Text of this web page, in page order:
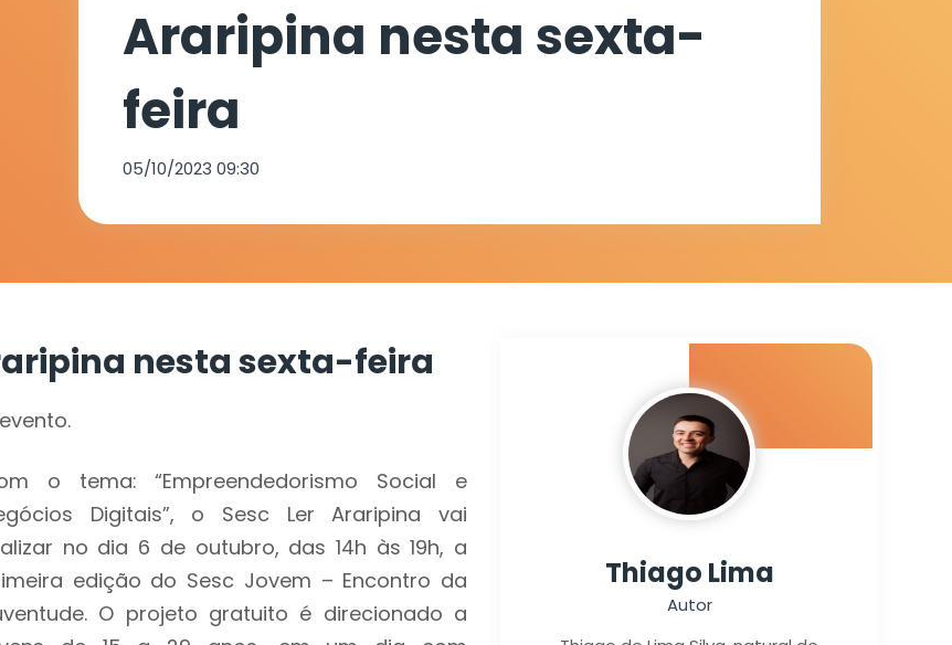
Araripina nesta sexta-
feira
05/10/2023 09:30
nesta sexta-feira
o tema: “Empreendedorismo Social e
Digitais”, o Sesc Ler Araripina vai
no dia 6 de outubro, das 14h às 19h, a
edição do Sesc Jovem – Encontro da
O projeto gratuito é direcionado a
Thiago Lima
Autor